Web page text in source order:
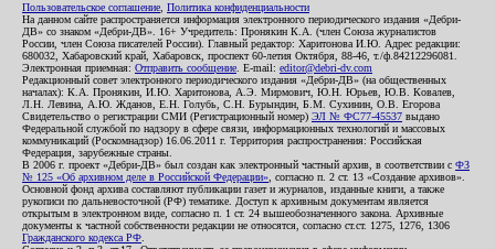
Пользовательское соглашение Политика конфиденциальности
На данном сайте распространяется информация электронного периодического издания «Дебри-
ДВ» со знаком «Дебри-ДВ». 16+ Учредитель: Пронякин К.А. (член Союза журналистов
России, член Союза писателей России). Главный редактор: Харитонова И.Ю. Адрес редакции:
680032, Хабаровский край, Хабаровск, проспект 60-летия Октября, 88-46, т./ф.84212296081.
Электронная приемная: Отправить сообщение . E-mail: editor@debri-dv.com
Редакционный совет электронного периодического издания «Дебри-ДВ» (на общественных
началах): К.А. Пронякин, И.Ю. Харитонова, А.Э. Мирмович, Ю.Н. Юрьев, Ю.В. Ковалев,
Л.Н. Левина, А.Ю. Жданов, Е.Н. Голубь, С.Н. Бурындин, Б.М. Сухинин, О.В. Егорова
Свидетельство о регистрации СМИ (Регистрационный номер) ЭЛ № ФС77-45537 выдано
Федеральной службой по надзору в сфере связи, информационных технологий и массовых
коммуникаций (Роскомнадзор) 16.06.2011 г. Территория распространения: Российская
Федерация, зарубежные страны.
В 2006 г. проект «Дебри-ДВ» был создан как электронный частный архив, в соответствии с ФЗ
№ 125 «Об архивном деле в Российской Федерации» , согласно п. 2 ст. 13 «Создание архивов».
Основной фонд архива составляют публикации газет и журналов, изданные книги, а также
рукописи по дальневосточной (РФ) тематике. Доступ к архивным документам является
открытым в электронном виде, согласно п. 1 ст. 24 вышеобозначенного закона. Архивные
документы к частной собственности редакции не относятся, согласно ст.ст. 1275, 1276, 1306
Гражданского кодекса РФ